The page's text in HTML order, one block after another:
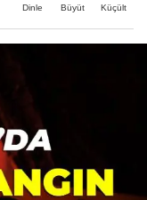
Dinle Büyüt Küçült